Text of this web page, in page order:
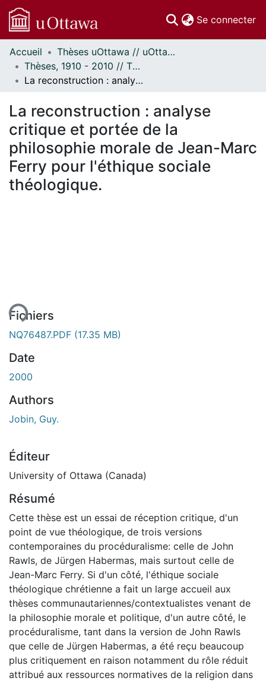
Se connecter
Communautés
et collections
Parcourir
À propos
Accueil
Thèses uOttawa // uOttawa Theses
Thèses, 1910 - 2010 // Theses, 1910 - 2010
La reconstruction : analyse critique et portée de la philosophie morale de Jean-Marc Ferry pour l'éthique sociale théologique.
La reconstruction : analyse
critique et portée de la
philosophie morale de Jean-Marc
Ferry pour l'éthique sociale
théologique.
Fichiers
NQ76487.PDF (17.35 MB)
Date
2000
Authors
Jobin, Guy.
Éditeur
University of Ottawa (Canada)
Résumé
Cette thèse est un essai de réception critique, d'un
point de vue théologique, de trois versions
contemporaines du procéduralisme: celle de John
Rawls, de Jürgen Habermas, mais surtout celle de
Jean-Marc Ferry. Si d'un côté, l'éthique sociale
théologique chrétienne a fait un large accueil aux
thèses communautariennes/contextualistes venant de
la philosophie morale et politique, d'un autre côté, le
procéduralisme, tant dans la version de John Rawls
que celle de Jürgen Habermas, a été reçu beaucoup
plus critiquement en raison notamment du rôle réduit
attribué aux ressources normatives de la religion dans